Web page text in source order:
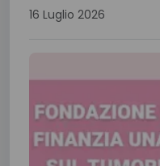
16 Luglio 2026